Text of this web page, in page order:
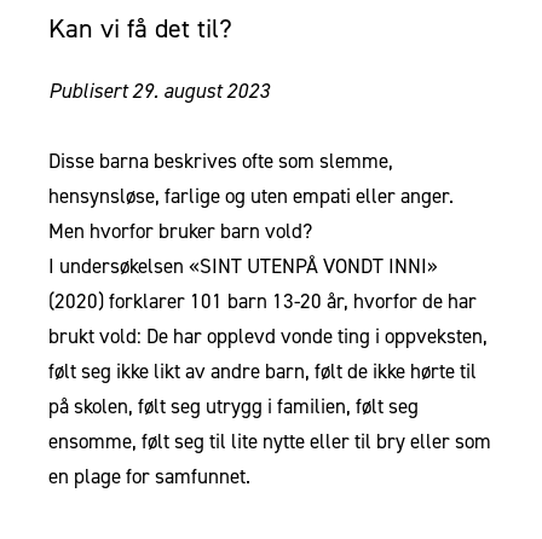
Kan vi få det til?
Publisert 29. august 2023
Disse barna beskrives ofte som slemme,
hensynsløse, farlige og uten empati eller anger.
Men hvorfor bruker barn vold?
I undersøkelsen «SINT UTENPÅ VONDT INNI»
(2020) forklarer 101 barn 13-20 år, hvorfor de har
brukt vold: De har opplevd vonde ting i oppveksten,
følt seg ikke likt av andre barn, følt de ikke hørte til
på skolen, følt seg utrygg i familien, følt seg
ensomme, følt seg til lite nytte eller til bry eller som
en plage for samfunnet.